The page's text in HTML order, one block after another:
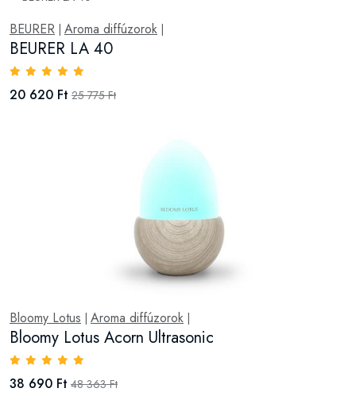
BEURER Aroma diffúzorok
BEURER LA 40
20 620 Ft 25 775 Ft
Bloomy Lotus Aroma diffúzorok
Bloomy Lotus Acorn Ultrasonic
38 690 Ft 48 363 Ft